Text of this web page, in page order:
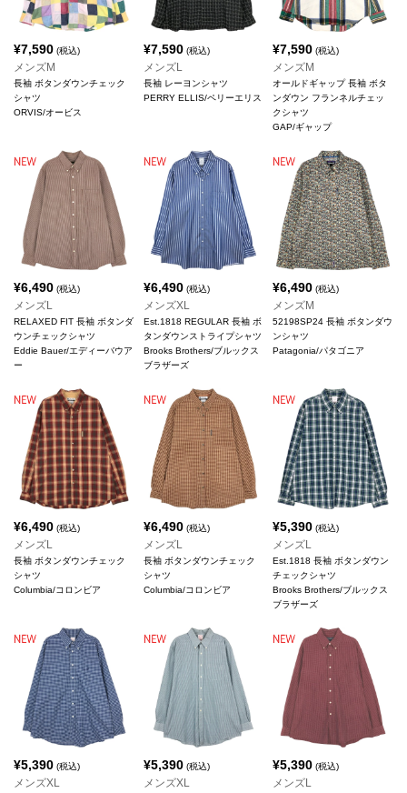
¥7,590 (税込)
メンズM
長袖 ボタンダウンチェック
シャツ
ORVIS/オービス
¥7,590(税込)
メンズL
長袖 レーヨンシャツ
PERRY ELLIS/ペリーエリス
¥7,590 (税込)
メンズM
オールドギャップ 長袖 ボタ
ンダウン フランネルチェッ
クシャツ
GAP/ギャップ
¥6,490 (税込)
メンズL
RELAXED FIT 長袖 ボタンダ
ウンチェックシャツ
Eddie Bauer/エディーバウア
ー
¥6,490(税込)
メンズXL
Est.1818 REGULAR 長袖 ボ
タンダウンストライプシャツ
Brooks Brothers/ブルックス
ブラザーズ
¥6,490 (税込)
メンズM
52198SP24 長袖 ボタンダウ
ンシャツ
Patagonia/パタゴニア
¥6,490 (税込)
メンズL
長袖 ボタンダウンチェック
シャツ
Columbia/コロンビア
¥6,490(税込)
メンズL
長袖 ボタンダウンチェック
シャツ
Columbia/コロンビア
¥5,390 (税込)
メンズL
Est.1818 長袖 ボタンダウン
チェックシャツ
Brooks Brothers/ブルックス
ブラザーズ
¥5,390 (税込)
メンズXL
¥5,390(税込)
メンズXL
¥5,390 (税込)
メンズL